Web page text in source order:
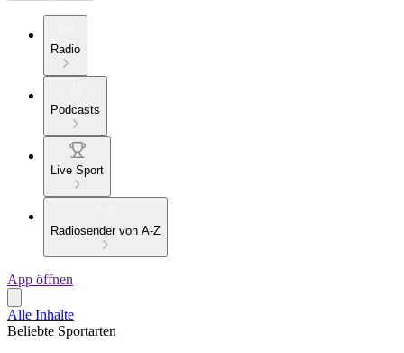
Radio
Podcasts
Live Sport
Radiosender von A-Z
App öffnen
Alle Inhalte
Beliebte Sportarten